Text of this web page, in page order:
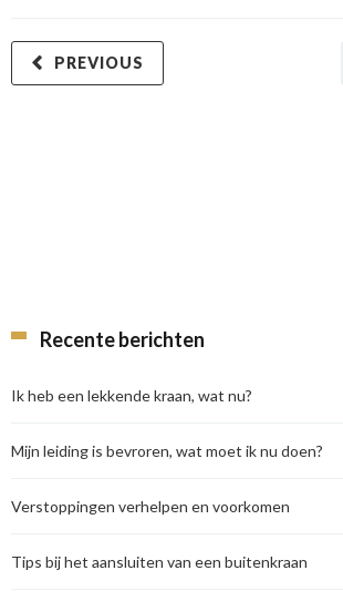
PREVIOUS
Recente berichten
Ik heb een lekkende kraan, wat nu?
Mijn leiding is bevroren, wat moet ik nu doen?
Verstoppingen verhelpen en voorkomen
Tips bij het aansluiten van een buitenkraan